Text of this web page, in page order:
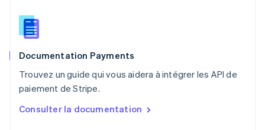
Documentation Payments
Trouvez un guide qui vous aidera à intégrer les API de
paiement de Stripe.
Consulter la documentation
English
Roumanie
Royaume-Uni
Singapour
English 简体中文
English